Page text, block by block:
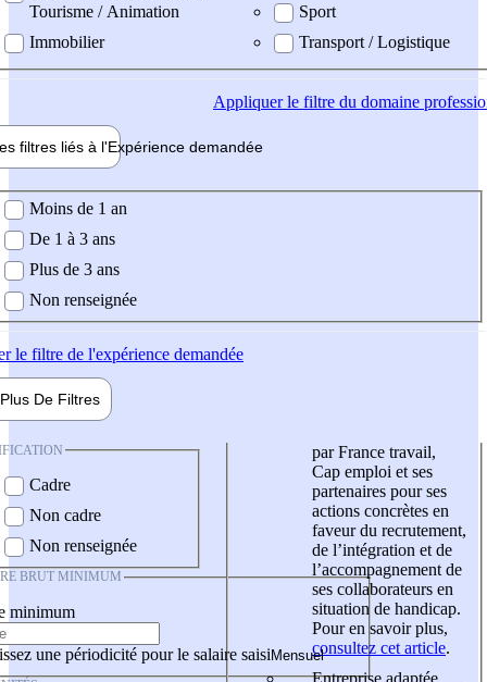
Tourisme / Animation
Immobilier
Sport
Transport / Logistique
Appliquerle filtre du domaine
filtres liés à l'Expérience demandée
demandée
Moins de 1 an
De 1 à 3 ans
Plus de 3 ans
Non renseignée
le filtre de l'expérience demandée
Plus De Filtres
Cadre
Non cadre
Non renseignée
BRUT MINIMUM
minimum
une périodicité pour le salaire saisi
par France travail,
Cap emploi et ses
partenaires pour ses
actions concrètes en
faveur du recrutement,
de l’intégration et de
l’accompagnement de
ses collaborateurs en
situation de handicap.
Pour en savoir plus,
consultez cet article.
Entreprise adaptée